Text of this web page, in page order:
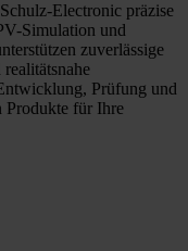
Electronic präzise
Simulation und
zuverlässige
Prüfung und
Produkte für Ihre